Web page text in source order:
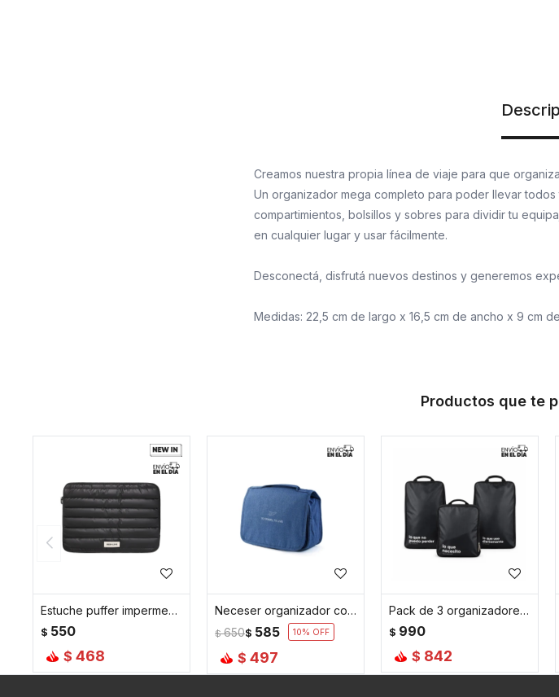
Creamos nuestra propia línea de viaje para que
Un organizador mega completo para poder llevar
compartimientos, bolsillos y sobres para dividir tu
en cualquier lugar y usar fácilmente.
Desconectá, disfrutá nuevos destinos y generemos
Medidas: 22,5 cm de largo x 16,5 cm de ancho x 9 cm
Productos que te
Estuche puffer impermeable para laptop - Negro
$ 550
$ 468
Neceser organizador con reparticiones y colgador - Azul
$ 585
$ 650 10
$ 497
Pack de 3 organizadores de viaje con cierre compresor
$ 990
$ 842